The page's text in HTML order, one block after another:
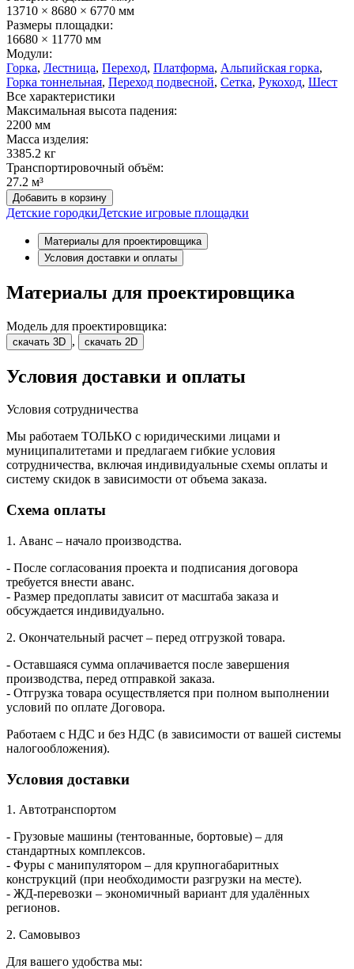
13710 × 8680 × 6770 мм
Размеры площадки:
16680 × 11770 мм
Модули:
Горка, Лестница, Переход, Платформа, Альпийская горка,
Горка тоннельная, Переход подвесной, Сетка, Рукоход, Шест
Все характеристики
Максимальная высота падения:
2200 мм
Масса изделия:
3385.2 кг
Транспортировочный объём:
27.2 м³
Добавить в корзину
Детские городкиДетские игровые площадки
Материалы для проектировщика
Условия доставки и оплаты
Материалы для проектировщика
Модель для проектировщика:
скачать 3D , скачать 2D
Условия доставки и оплаты
Условия сотрудничества
Мы работаем ТОЛЬКО с юридическими лицами и
муниципалитетами и предлагаем гибкие условия
сотрудничества, включая индивидуальные схемы оплаты и
систему скидок в зависимости от объема заказа.
Схема оплаты
1. Аванс – начало производства.
- После согласования проекта и подписания договора
требуется внести аванс.
- Размер предоплаты зависит от масштаба заказа и
обсуждается индивидуально.
2. Окончательный расчет – перед отгрузкой товара.
- Оставшаяся сумма оплачивается после завершения
производства, перед отправкой заказа.
- Отгрузка товара осуществляется при полном выполнении
условий по оплате Договора.
Работаем с НДС и без НДС (в зависимости от вашей системы
налогообложения).
Условия доставки
1. Автотранспортом
- Грузовые машины (тентованные, бортовые) – для
стандартных комплексов.
- Фуры с манипулятором – для крупногабаритных
конструкций (при необходимости разгрузки на месте).
- ЖД-перевозки – экономичный вариант для удалённых
регионов.
2. Самовывоз
Для вашего удобства мы: